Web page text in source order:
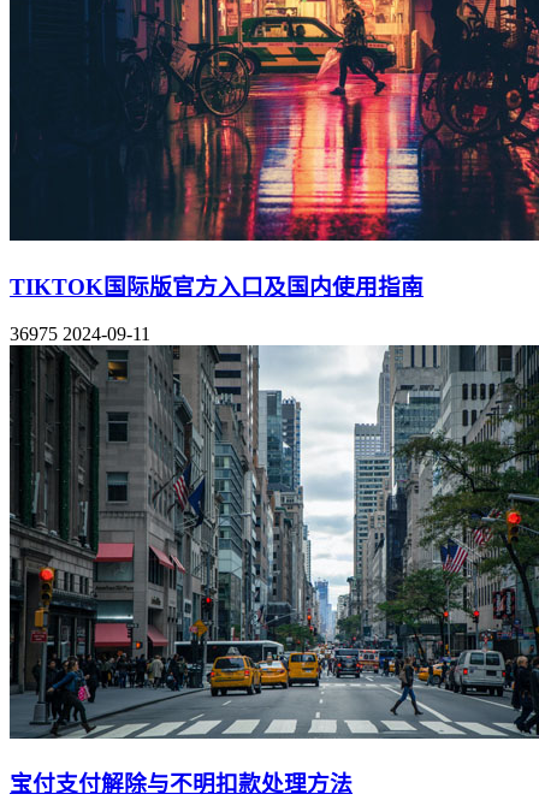
TIKTOK国际版官方入口及国内使用指南
36975 2024-09-11
宝付支付解除与不明扣款处理方法